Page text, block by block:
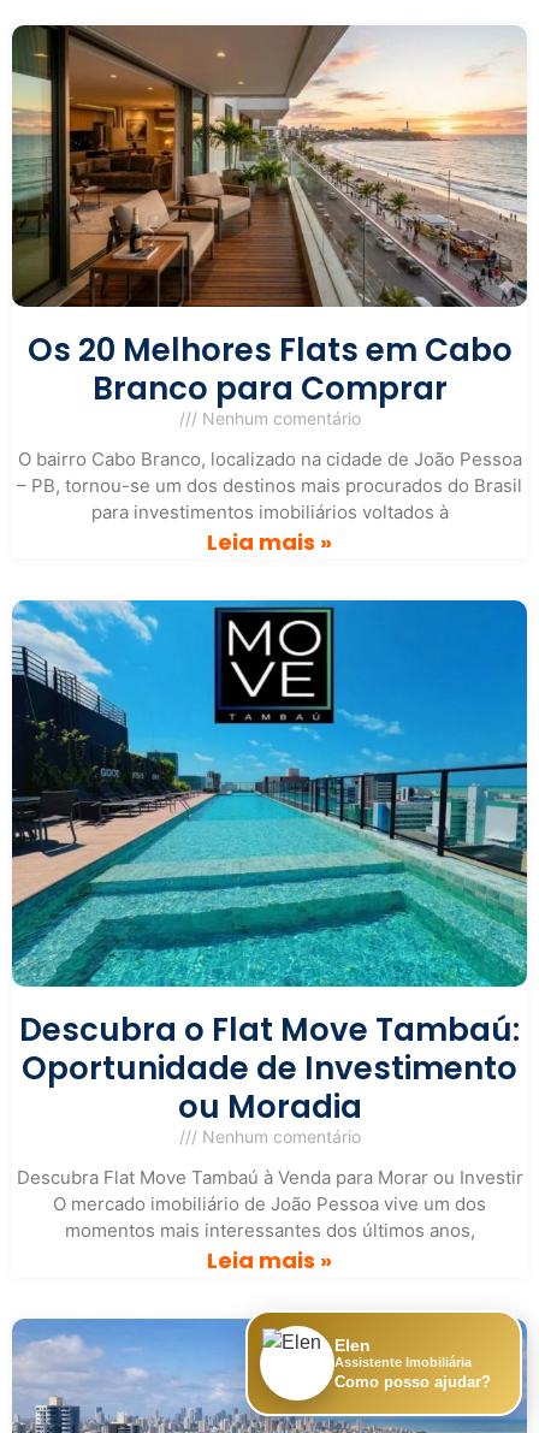
Os 20 Melhores Flats em Cabo
Branco para Comprar
Nenhum comentário
O bairro Cabo Branco, localizado na cidade de João Pessoa
– PB, tornou-se um dos destinos mais procurados do Brasil
para investimentos imobiliários voltados à
Leia mais »
Descubra o Flat Move Tambaú:
Oportunidade de Investimento
ou Moradia
Nenhum comentário
Descubra Flat Move Tambaú à Venda para Morar ou Investir
O mercado imobiliário de João Pessoa vive um dos
momentos mais interessantes dos últimos anos,
Leia mais »
Elen
Assistente Imobiliária
Como posso ajudar?